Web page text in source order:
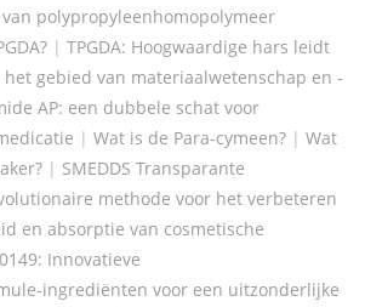
polypropyleenhomopolymeer
| TPGDA: Hoogwaardige hars leidt
gebied van materiaalwetenschap en -
AP: een dubbele schat voor
| Wat is de Para-cymeen? | Wat
| SMEDDS Transparante
methode voor het verbeteren
en absorptie van cosmetische
Innovatieve
ingrediënten voor een uitzonderlijke